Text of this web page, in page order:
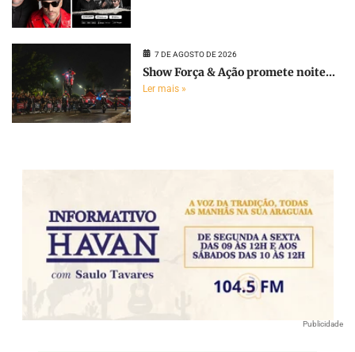
7 DE AGOSTO DE 2026
Show Força & Ação promete noite...
Ler mais »
Publicidade